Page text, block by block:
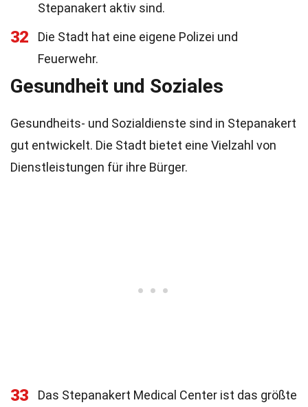
Stepanakert aktiv sind.
32
Die Stadt hat eine eigene Polizei und
Feuerwehr.
Gesundheit und Soziales
Gesundheits- und Sozialdienste sind in Stepanakert
gut entwickelt. Die Stadt bietet eine Vielzahl von
Dienstleistungen für ihre Bürger.
33
Das Stepanakert Medical Center ist das größte